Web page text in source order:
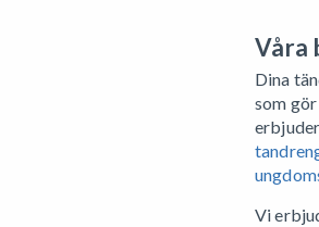
Våra
Dina
som
Vi